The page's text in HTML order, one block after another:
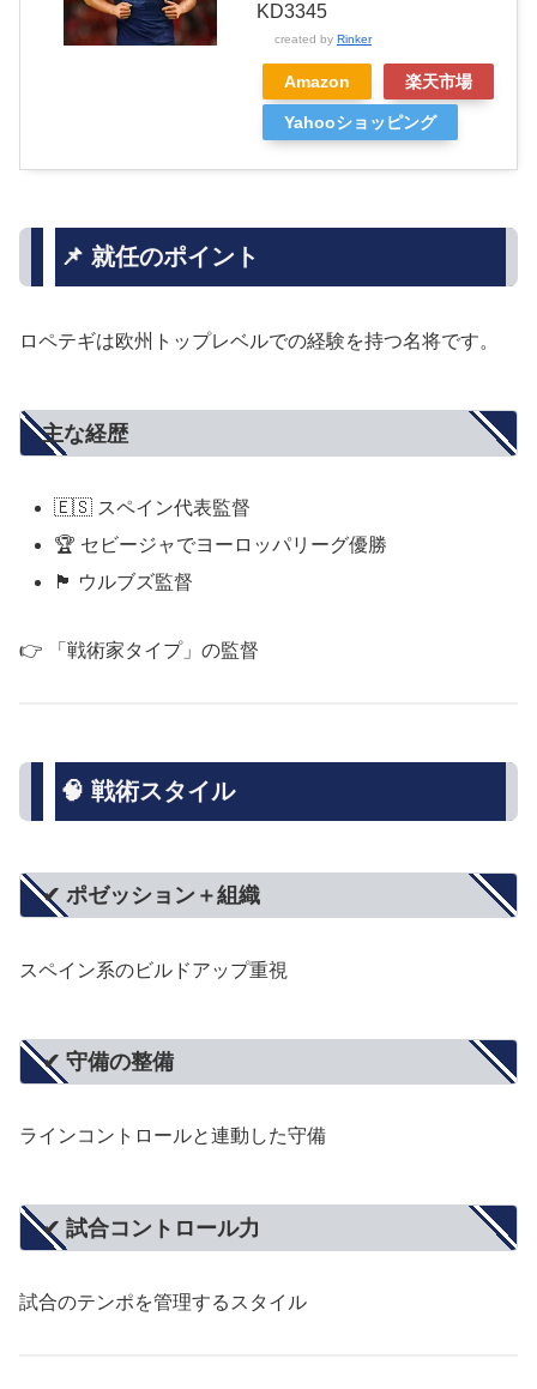
KD3345
created by Rinker
Amazon 楽天市場
Yahooショッピング
📌 就任のポイント
ロペテギは欧州トップレベルでの経験を持つ名将です。
主な経歴
🇪🇸 スペイン代表監督
🏆 セビージャでヨーロッパリーグ優勝
🏴 ウルブズ監督
👉 「戦術家タイプ」の監督
🧠 戦術スタイル
✔ ポゼッション＋組織
スペイン系のビルドアップ重視
✔ 守備の整備
ラインコントロールと連動した守備
✔ 試合コントロール力
試合のテンポを管理するスタイル